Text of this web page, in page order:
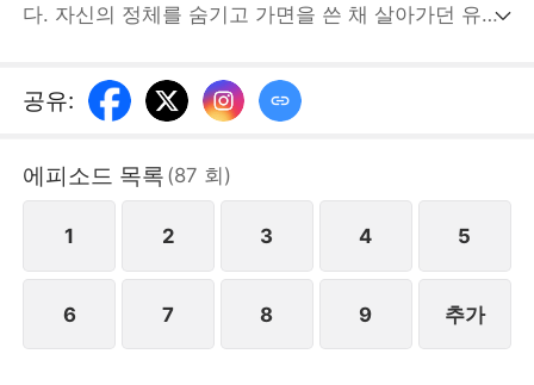
다. 자신의 정체를 숨기고 가면을 쓴 채 살아가던 유혜
서진의 손아귀에 든 사냥감이 되어버린다. 서로의 눈이
마주친 그 순간, 이미 덫에 걸려버렸는
공유:
에피소드 목록 (87 회)
1 2 3 4 5
6 7 8 9 추가